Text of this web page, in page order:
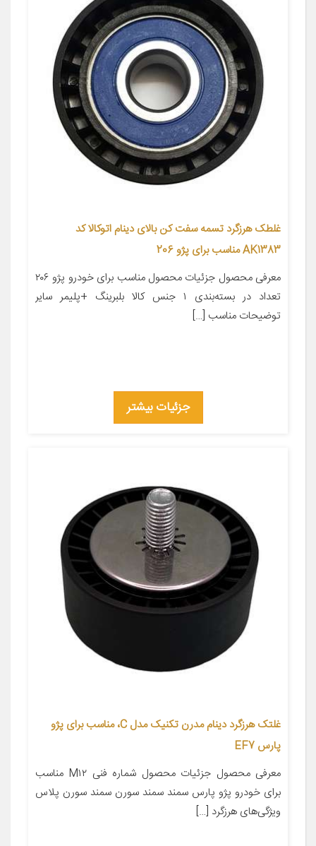
غلطک هرزگرد تسمه سفت کن بالای دینام اتوکالا کد
AK1383 مناسب برای پژو 206
معرفی محصول جزئیات محصول مناسب برای خودرو پژو ۲۰۶
تعداد در بسته‌بندی ۱ جنس کالا بلبرینگ +پلیمر سایر
توضیحات مناسب […]
جزئیات بیشتر
غلتک هرزگرد دینام مدرن تکنیک مدل C، مناسب برای پژو
پارس EF7
معرفی محصول جزئیات محصول شماره فنی M۱۲ مناسب
برای خودرو پژو پارس سمند سمند سورن سمند سورن پلاس
ویژگی‌های هرزگرد […]